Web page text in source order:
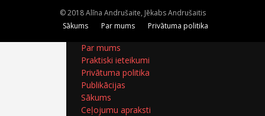
Ceļojumu apraksti
Jaunākie ieraksti
Par mums
Praktiski ieteikumi
Privātuma politika
Publikācijas
Sākums
Ceļojumu apraksti
© 2018 Alīna Andrušaite, Jēkabs Andrušaitis
Sākums
Par mums Privātuma politika